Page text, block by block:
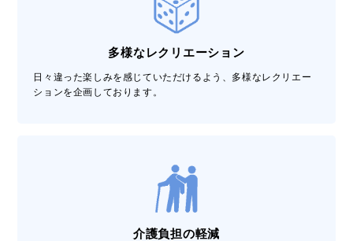
多様なレクリエーション
日々違った楽しみを感じていただけるよう、多様なレクリエー
ションを企画しております。
介護負担の軽減